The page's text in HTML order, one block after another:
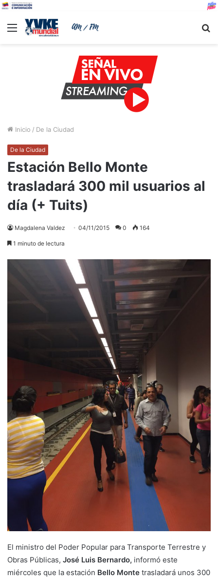
Menu
Inicio / De la Ciudad
De la Ciudad
Estación Bello Monte
trasladará 300 mil usuarios al
día (+ Tuits)
Magdalena Valdez 04/11/2015 0 164
1 minuto de lectura
El ministro del Poder Popular para Transporte Terrestre y
Obras Públicas, José Luis Bernardo, informó este
miércoles que la estación Bello Monte trasladará unos 300